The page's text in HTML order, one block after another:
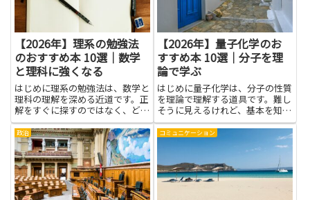
【2026年】理系の勉強法
のおすすめ本 10選｜数学
と理科に強くなる
はじめに理系の勉強法は、数学と
理科の理解を深める近道です。正
解をすぐに探すのではなく、どう
してそうなるのかを考える習慣が
力になります。身につくのは計算
の速さだけでなく、手元の問題を
自分の言葉で整理する力や、図や
表を使って考えを伝える力で
す。...
【2026年】量子化学のお
すすめ本 10選｜分子を理
論で学ぶ
はじめに量子化学は、分子の性質
を理論で理解する道具です。難し
そうに見えるけれど、基本を知る
と分子がどう動くか、どんな反応
が起こるかを予測する力がつきま
す。この記事では、分子の振る舞
いを数字と式で説明する本を紹介
します。読んでいくと、なぜ光
が...
政治 コミュニケーション